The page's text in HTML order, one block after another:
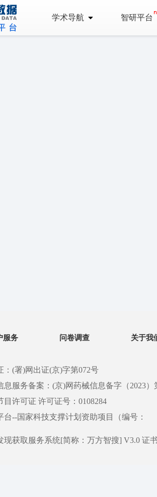
学术导航 智研平台
服务 问卷调查 关于我
：(署)网出证(京)字第072号
服务备案：(京)网药械信息备字（2023）
许可证 许可证号：0108284
--国家科技支撑计划资助项目（编号：
现获取服务系统[简称：万方智搜] V3.0 证